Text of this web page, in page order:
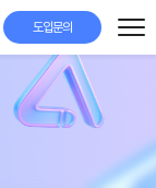
도입문의